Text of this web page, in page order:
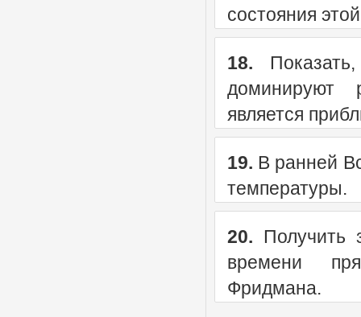
состояния
18.
доминируют
является
19. В ранней
температуры.
20. Получить
времени
Фридмана.